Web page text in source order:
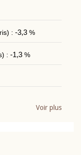
: -3,3%
: -1,3%
Voir plus